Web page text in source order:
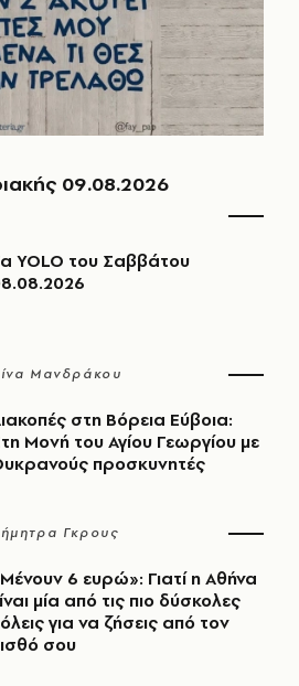
09.08.2026
YOLO του Σαββάτου
Μανδράκου
στη Βόρεια Εύβοια:
Μονή του Αγίου Γεωργίου με
προσκυνητές
Γκρους
6 ευρώ»: Γιατί η Αθήνα
μία από τις πιο δύσκολες
για να ζήσεις από τον
σου